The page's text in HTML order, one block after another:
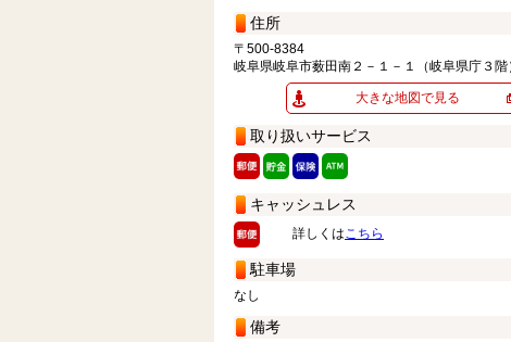
住所
〒500-8384
岐阜県岐阜市薮田南２－１－１（岐阜県庁３階
大きな地図で見る
取り扱いサービス
キャッシュレス
詳しくはこちら
駐車場
なし
備考